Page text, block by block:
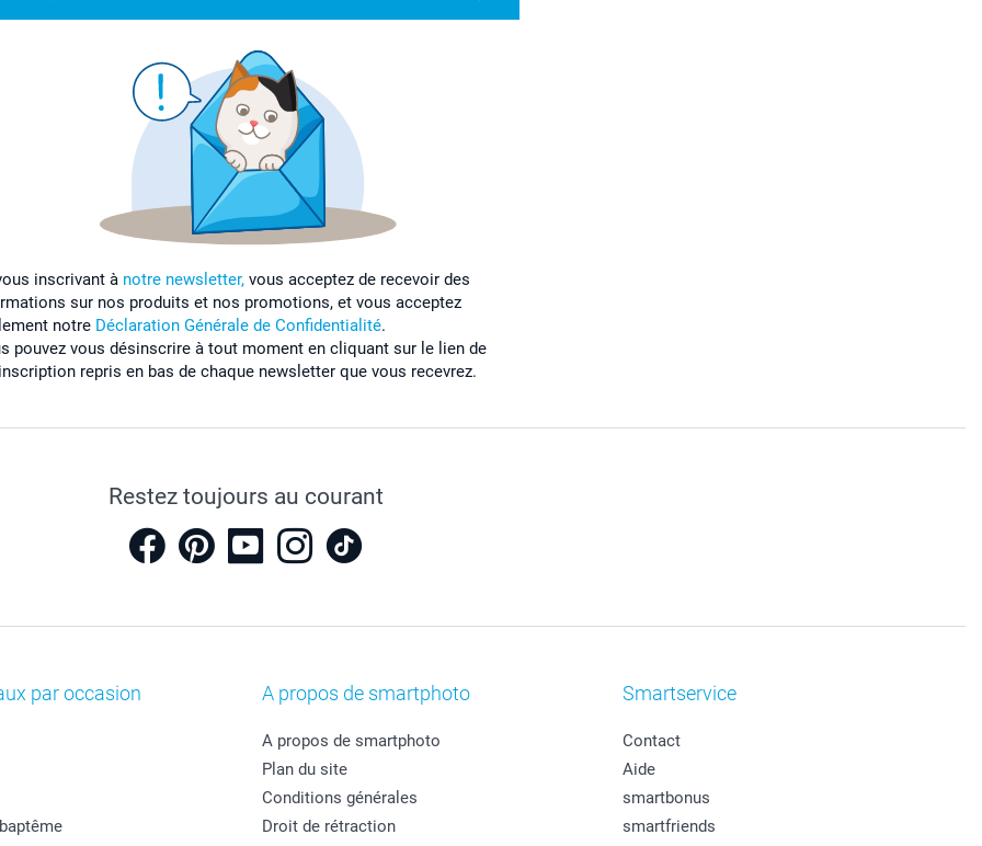
inscrivant à notre newsletter, vous acceptez de recevoir des
sur nos produits et nos promotions, et vous acceptez
notre Déclaration Générale de Confidentialité.
pouvez vous désinscrire à tout moment en cliquant sur le lien de
repris en bas de chaque newsletter que vous recevrez.
Restez toujours au courant
par occasion A propos de smartphoto
A propos de smartphoto
Plan du site
Conditions générales
Droit de rétraction
Smartservice
Contact
Aide
smartbonus
smartfriends